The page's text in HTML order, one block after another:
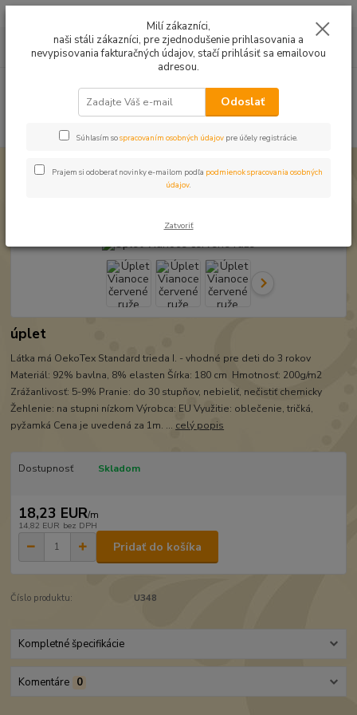
0949224331
9:00 -14:30
za0,00 EUR
úplet
Látka má OekoTex Standard trieda I. - vhodné pre deti do 3 rokov
Materiál: 92% bavlna, 8% elasten Šírka: 180 cm Hmotnosť: 200g/m2
Zrážanlivosť: 5-9% Pranie: do 30 stupňov, nebieliť, nečistiť chemicky
Žehlenie: na stupni nízkom Výrobca: EU Využitie: oblečenie, tričká,
pyžamká Cena je uvedená za 1m. ... celý popis
Dostupnosť Skladom
18,23 EUR/m
14,82 EUR bez DPH
Pridať do košíka
Číslo produktu: U348
Kompletné špecifikácie
Komentáre 0
Milí zákazníci,
naši stáli zákazníci, pre zjednodušenie prihlasovania a
nevypisovania fakturačných údajov, stačí prihlásiť sa emailovou
adresou.
Odoslať
Súhlasím sospracovaním osobných údajov pre účely registrácie.
Prajem si odoberať novinky e-mailom podľa podmienok spracovania osobných
údajov.
Zatvoriť